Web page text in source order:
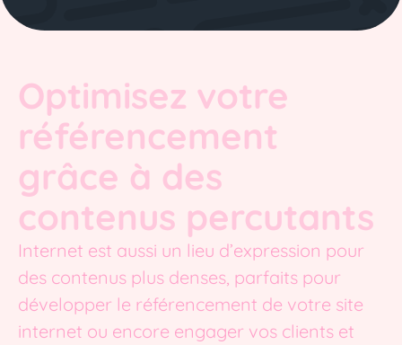
Optimisez votre
référencement
grâce à des
contenus percutants
Internet est aussi un lieu d’expression pour
des contenus plus denses, parfaits pour
développer le référencement de votre site
internet ou encore engager vos clients et